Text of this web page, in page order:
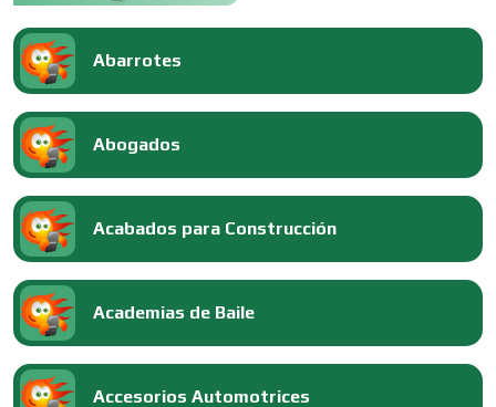
Abarrotes
Abogados
Acabados para Construcción
Academias de Baile
Accesorios Automotrices